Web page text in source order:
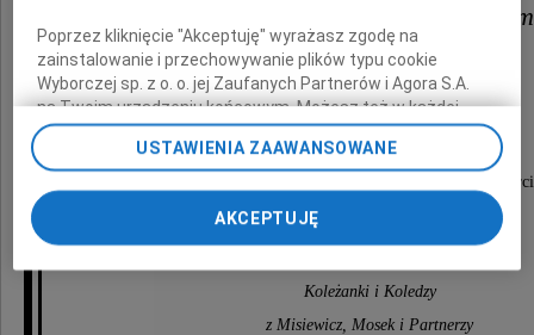
Piotrze, łączymy się w żałobie i
z Tobą i Twoją Rodziną.
Jesteśmy przy Was sercem i myślami
pełnymi głębokiego współczucia, otuchy i
Koleżanki i Koledzy
z Misiewicz, Mosek i Partnerzy
Poprzez kliknięcie "Akceptuję" wyrażasz zgodę na
zainstalowanie i przechowywanie plików typu cookie
Wyborczej sp. z o. o. jej Zaufanych Partnerów i Agora S.A.
na Twoim urządzeniu końcowym. Możesz też w każdej
chwili zmienić swoje preferencje dot. plików cookie,
ponownie wywołując narzędzie do zarządzania Twoimi
odnośnik „Ustawienia prywatności” w stopce serwisu i
przechodząc do sekcji „Ustawienia zaawansowane”.
Zmiana ustawień plików cookie możliwa jest także za
pomocą ustawień przeglądarki.
My, nasi Zaufani Partnerzy i Agora S.A. możemy
USTAWIENIA ZAAWANSOWANE
AKCEPTUJĘ